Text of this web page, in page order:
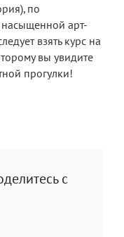
по
арт-
взять курс на
вы увидите
прогулки!
с